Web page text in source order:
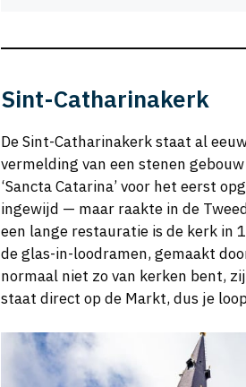
Sint-Catharinakerk
De Sint-Catharinakerk staat al
vermelding van een stenen
‘Sancta Catarina’ voor het eerst
ingewijd — maar raakte in de
een lange restauratie is de kerk in
de glas-in-loodramen, gemaakt
normaal niet zo van kerken bent,
staat direct op de Markt, dus je